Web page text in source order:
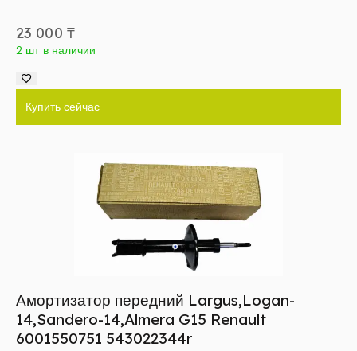
23 000 ₸
2 шт в наличии
Купить сейчас
Амортизатор передний Largus,Logan-
14,Sandero-14,Almera G15 Renault
6001550751 543022344r